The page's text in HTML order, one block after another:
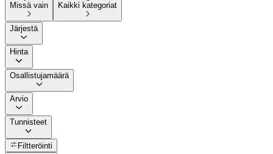
Missä vain
Kaikki kategoriat
Järjestä
Hinta
Osallistujamäärä
Arvio
Tunnisteet
Filtteröinti